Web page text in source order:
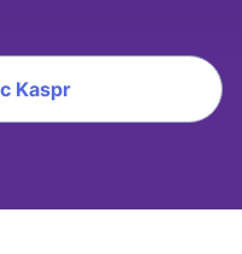
Kaspr